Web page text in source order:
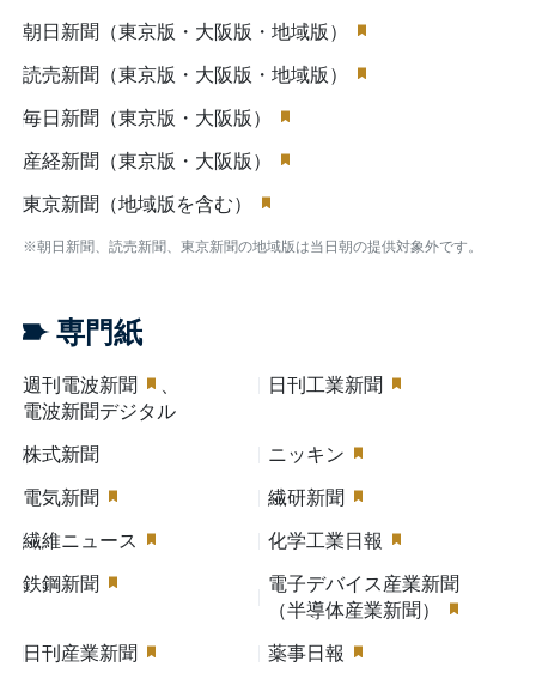
朝日新聞（東京版・大阪版・地域版）
読売新聞（東京版・大阪版・地域版）
毎日新聞（東京版・大阪版）
産経新聞（東京版・大阪版）
東京新聞（地域版を含む）
※朝日新聞、読売新聞、東京新聞の地域版は当日朝の提供対象外です。
専門紙
週刊電波新聞
、
電波新聞デジタル
日刊工業新聞
株式新聞 ニッキン
電気新聞 繊研新聞
繊維ニュース 化学工業日報
鉄鋼新聞
電子デバイス産業新聞
（半導体産業新聞）
日刊産業新聞 薬事日報